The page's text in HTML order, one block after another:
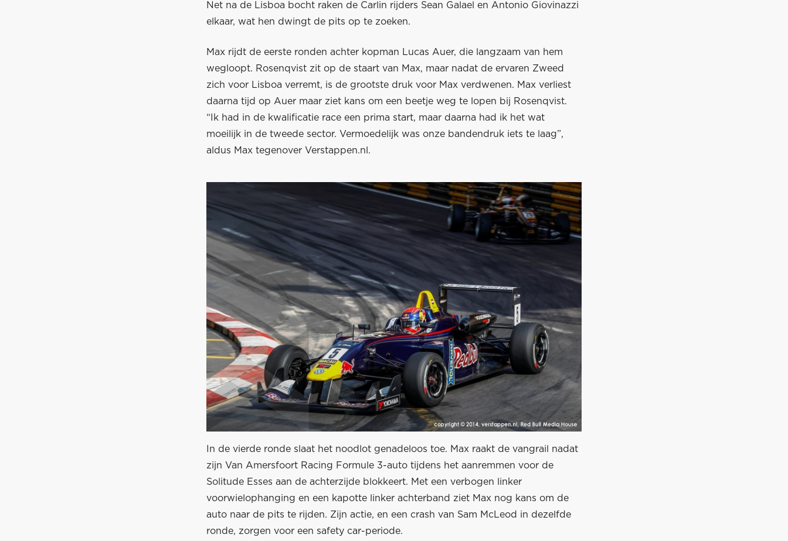
Net na de Lisboa bocht raken de Carlin rijders Sean Galael en Antonio Giovinazzi
elkaar, wat hen dwingt de pits op te zoeken.
Max rijdt de eerste ronden achter kopman Lucas Auer, die langzaam van hem
wegloopt. Rosenqvist zit op de staart van Max, maar nadat de ervaren Zweed
zich voor Lisboa verremt, is de grootste druk voor Max verdwenen. Max verliest
daarna tijd op Auer maar ziet kans om een beetje weg te lopen bij Rosenqvist.
“Ik had in de kwalificatie race een prima start, maar daarna had ik het wat
moeilijk in de tweede sector. Vermoedelijk was onze bandendruk iets te laag”,
aldus Max tegenover Verstappen.nl.
In de vierde ronde slaat het noodlot genadeloos toe. Max raakt de vangrail nadat
zijn Van Amersfoort Racing Formule 3-auto tijdens het aanremmen voor de
Solitude Esses aan de achterzijde blokkeert. Met een verbogen linker
voorwielophanging en een kapotte linker achterband ziet Max nog kans om de
auto naar de pits te rijden. Zijn actie, en een crash van Sam McLeod in dezelfde
ronde, zorgen voor een safety car-periode.